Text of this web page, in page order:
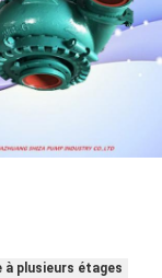
plusieurs étages